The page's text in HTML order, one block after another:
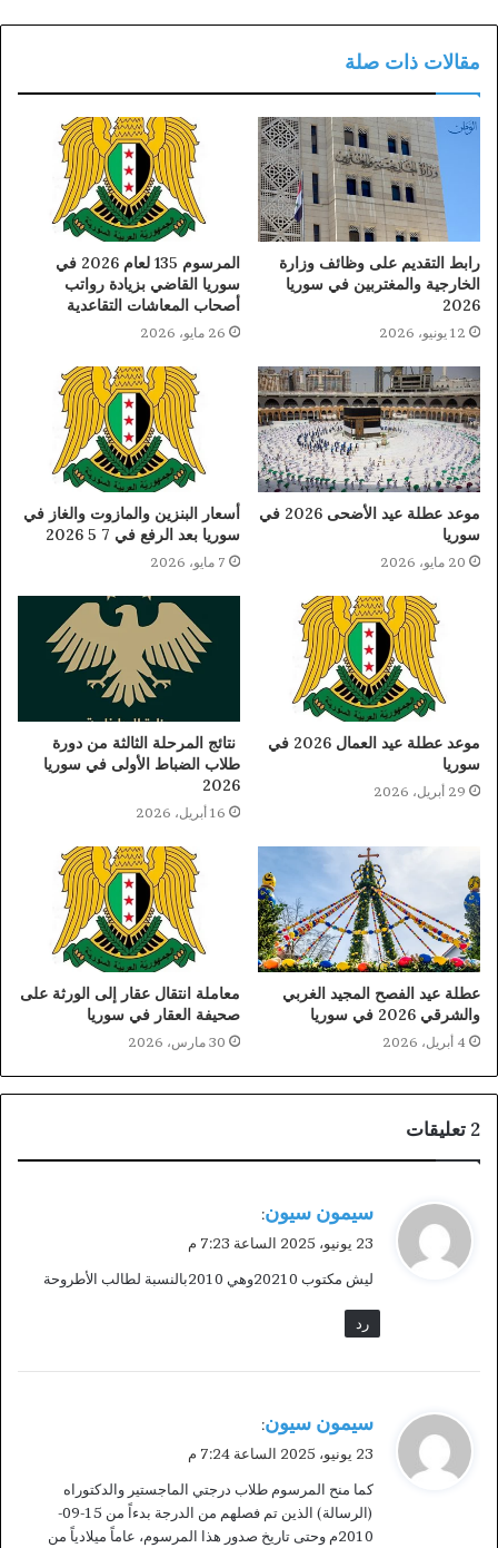
مقالات ذات صلة
رابط التقديم على وظائف وزارة
الخارجية والمغتربين في سوريا
2026
12 يونيو، 2026
المرسوم 135 لعام 2026 في
سوريا القاضي بزيادة رواتب
أصحاب المعاشات التقاعدية
26 مايو، 2026
موعد عطلة عيد الأضحى 2026 في
سوريا
20 مايو، 2026
أسعار البنزين والمازوت والغاز في
سوريا بعد الرفع في 7 5 2026
7 مايو، 2026
موعد عطلة عيد العمال 2026 في
سوريا
29 أبريل، 2026
نتائج المرحلة الثالثة من دورة
طلاب الضباط الأولى في سوريا
2026
16 أبريل، 2026
عطلة عيد الفصح المجيد الغربي
والشرقي 2026 في سوريا
4 أبريل، 2026
معاملة انتقال عقار إلى الورثة على
صحيفة العقار في سوريا
30 مارس، 2026
‫2 تعليقات
ي
ل
سيمون سيون:
23 يونيو، 2025 الساعة 7:23 م
ليش مكتوب 20210وهي 2010بالنسبة لطالب الأطروحة
رد
ي
ل
سيمون سيون:
23 يونيو، 2025 الساعة 7:24 م
كما منح المرسوم طلاب درجتي الماجستير والدكتوراه
(الرسالة) الذين تم فصلهم من الدرجة بدءاً من 15-09-
2010م وحتى تاريخ صدور هذا المرسوم، عاماً ميلادياً من